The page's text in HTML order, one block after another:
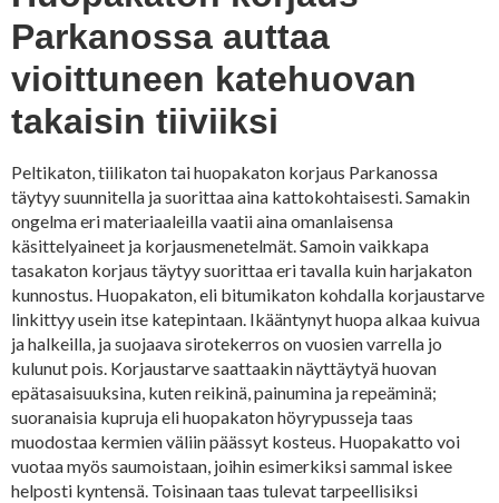
Parkanossa auttaa
vioittuneen katehuovan
takaisin tiiviiksi
Peltikaton, tiilikaton tai huopakaton korjaus Parkanossa
täytyy suunnitella ja suorittaa aina kattokohtaisesti. Samakin
ongelma eri materiaaleilla vaatii aina omanlaisensa
käsittelyaineet ja korjausmenetelmät. Samoin vaikkapa
tasakaton korjaus täytyy suorittaa eri tavalla kuin harjakaton
kunnostus. Huopakaton, eli bitumikaton kohdalla korjaustarve
linkittyy usein itse katepintaan. Ikääntynyt huopa alkaa kuivua
ja halkeilla, ja suojaava sirotekerros on vuosien varrella jo
kulunut pois. Korjaustarve saattaakin näyttäytyä huovan
epätasaisuuksina, kuten reikinä, painumina ja repeäminä;
suoranaisia kupruja eli huopakaton höyrypusseja taas
muodostaa kermien väliin päässyt kosteus. Huopakatto voi
vuotaa myös saumoistaan, joihin esimerkiksi sammal iskee
helposti kyntensä. Toisinaan taas tulevat tarpeellisiksi